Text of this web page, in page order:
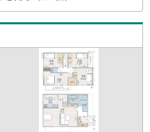
」を「安心」に変える「未来
評です。スタッフ一同いつで
しております。